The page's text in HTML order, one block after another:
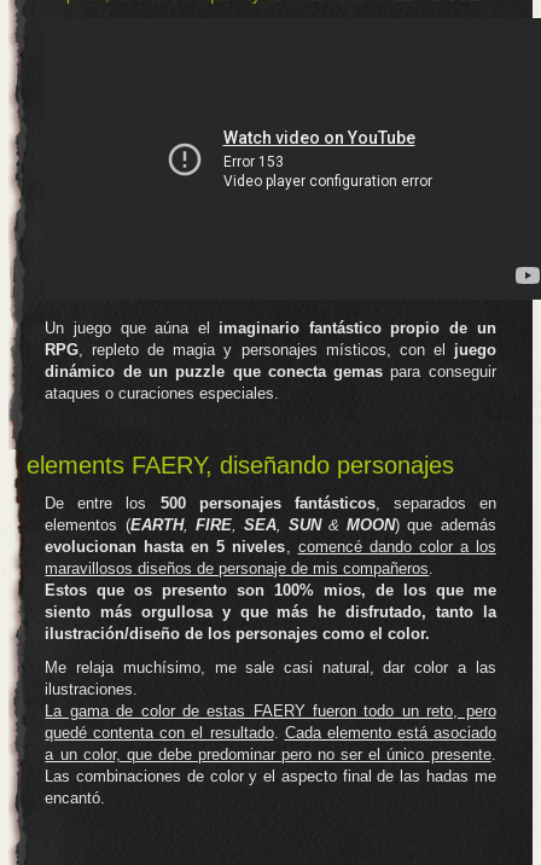
Un juego que aúna el imaginario fantástico propio de un
RPG, repleto de magia y personajes místicos, con el juego
dinámico de un puzzle que conecta gemas para conseguir
ataques o curaciones especiales.
elements FAERY, diseñando personajes
De entre los 500 personajes fantásticos, separados en
elementos (EARTH, FIRE, SEA,SUN&MOON) que además
evolucionan hasta en 5 niveles, comencé dando color a los
maravillosos diseños de personaje de mis compañeros.
Estos que os presento son 100% mios, de los que me
siento más orgullosa y que más he disfrutado, tanto la
ilustración/diseño de los personajes como el color.
Me relaja muchísimo, me sale casi natural, dar color a las
ilustraciones.
La gama de color de estas FAERY fueron todo un reto, pero
quedé contenta con el resultado. Cada elemento está asociado
a un color, que debe predominar pero no ser el único presente.
Las combinaciones de color y el aspecto final de las hadas me
encantó.